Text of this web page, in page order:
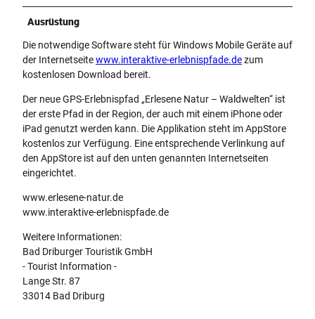
Ausrüstung
Die notwendige Software steht für Windows Mobile Geräte auf
der Internetseitewww.interaktive-erlebnispfade.dezum
kostenlosen Download bereit.
Der neue GPS-Erlebnispfad „Erlesene Natur – Waldwelten“ ist
der erste Pfad in der Region, der auch mit einem iPhone oder
iPad genutzt werden kann. Die Applikation steht im AppStore
kostenlos zur Verfügung. Eine entsprechende Verlinkung auf
den AppStore ist auf den unten genannten Internetseiten
eingerichtet.
www.erlesene-natur.de
www.interaktive-erlebnispfade.de
Weitere Informationen:
Bad Driburger Touristik GmbH
- Tourist Information -
Lange Str. 87
33014 Bad Driburg